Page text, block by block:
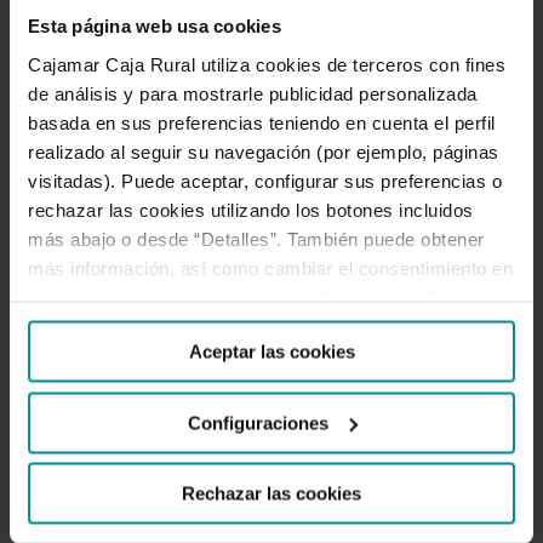
Esta página web usa cookies
Cajamar Caja Rural utiliza cookies de terceros con fines
de análisis y para mostrarle publicidad personalizada
basada en sus preferencias teniendo en cuenta el perfil
realizado al seguir su navegación (por ejemplo, páginas
visitadas). Puede aceptar, configurar sus preferencias o
rechazar las cookies utilizando los botones incluidos
más abajo o desde “Detalles”. También puede obtener
más información, así como cambiar el consentimiento en
Aceptar las cookies
Configuraciones
Rechazar las cookies
proyecto
español
cofinanciado
con
Fondos
Europeos
Cajamar Innova obtiene
el premio al mejor
proyecto español
cofinanciado con Fondos
Europeos
Cajamar Innova ha obtenido la ‘Estrella
de Oro’ en la gala final ‘Europa Se
Siente 2023’, además de lograr
asimismo el galardón en la categoría
'Europa se siente competitiva' que ha
hecho entrega la Dirección General de
Fondos Europeos del Ministerio de